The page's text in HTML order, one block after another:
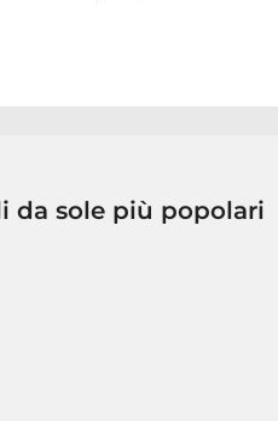
da sole più popolari